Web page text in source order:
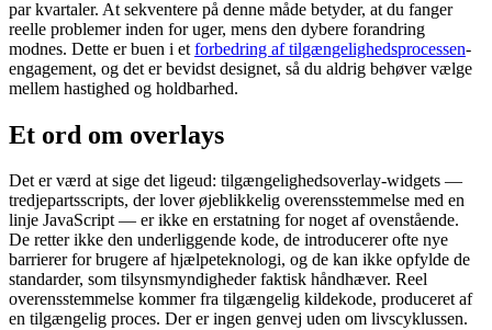
par kvartaler. At sekventere på denne måde betyder, at du fanger
reelle problemer inden for uger, mens den dybere forandring
modnes. Dette er buen i et forbedring af tilgængelighedsprocessen-
engagement, og det er bevidst designet, så du aldrig behøver vælge
mellem hastighed og holdbarhed.
Et ord om overlays
Det er værd at sige det ligeud: tilgængelighedsoverlay-widgets —
tredjepartsscripts, der lover øjeblikkelig overensstemmelse med en
linje JavaScript — er ikke en erstatning for noget af ovenstående.
De retter ikke den underliggende kode, de introducerer ofte nye
barrierer for brugere af hjælpeteknologi, og de kan ikke opfylde de
standarder, som tilsynsmyndigheder faktisk håndhæver. Reel
overensstemmelse kommer fra tilgængelig kildekode, produceret af
en tilgængelig proces. Der er ingen genvej uden om livscyklussen.